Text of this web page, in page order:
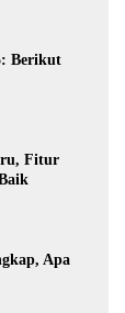
Berikut
Fitur
Apa